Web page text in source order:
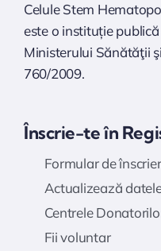
Celule Stem
este o instituție
Ministerului Sănătăţii
760/2009.
Înscrie-te în
Formular de
Actualizează
Centrele
Fii voluntar